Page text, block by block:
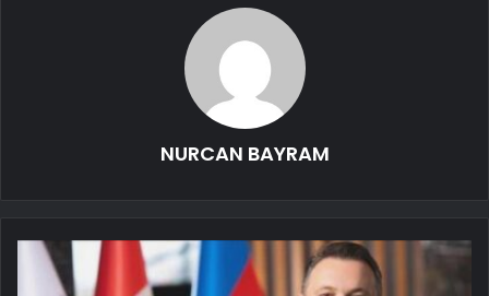
NURCAN BAYRAM